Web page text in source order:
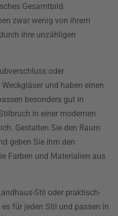
Gesamtbild.
zwar wenig von ihrem
ihre unzähligen
oder
und haben einen
besonders gut in
in einer modernen
Gestalten Sie den Raum
geben Sie ihm den
Farben und Materialien aus
Stil oder praktisch-
für jeden Stil und passen in